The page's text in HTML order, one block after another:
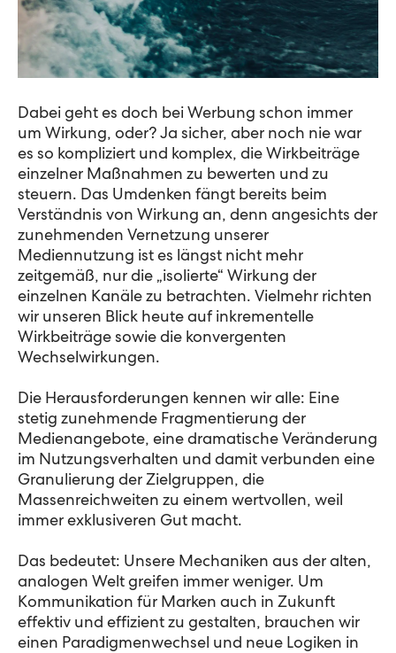
Dabei geht es doch bei Werbung schon immer
um Wirkung, oder? Ja sicher, aber noch nie war
es so kompliziert und komplex, die Wirkbeiträge
einzelner Maßnahmen zu bewerten und zu
steuern. Das Umdenken fängt bereits beim
Verständnis von Wirkung an, denn angesichts der
zunehmenden Vernetzung unserer
Mediennutzung ist es längst nicht mehr
zeitgemäß, nur die „isolierte“ Wirkung der
einzelnen Kanäle zu betrachten. Vielmehr richten
wir unseren Blick heute auf inkrementelle
Wirkbeiträge sowie die konvergenten
Wechselwirkungen.
Die Herausforderungen kennen wir alle: Eine
stetig zunehmende Fragmentierung der
Medienangebote, eine dramatische Veränderung
im Nutzungsverhalten und damit verbunden eine
Granulierung der Zielgruppen, die
Massenreichweiten zu einem wertvollen, weil
immer exklusiveren Gut macht.
Das bedeutet: Unsere Mechaniken aus der alten,
analogen Welt greifen immer weniger. Um
Kommunikation für Marken auch in Zukunft
effektiv und effizient zu gestalten, brauchen wir
einen Paradigmenwechsel und neue Logiken in